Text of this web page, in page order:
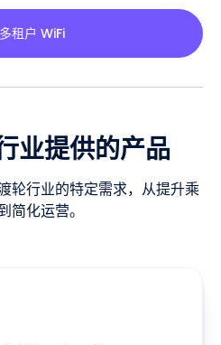
租户 WiFi
业提供的产品
轮行业的特定需求，从提升乘
简化运营。